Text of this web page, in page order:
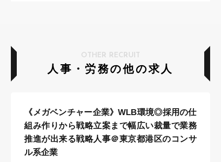
人事・労務の他の求人
OTHER RECRUIT
《メガベンチャー企業》WLB環境◎採用の仕
組み作りから戦略立案まで幅広い裁量で業務
推進が出来る戦略人事＠東京都港区のコンサ
ル系企業